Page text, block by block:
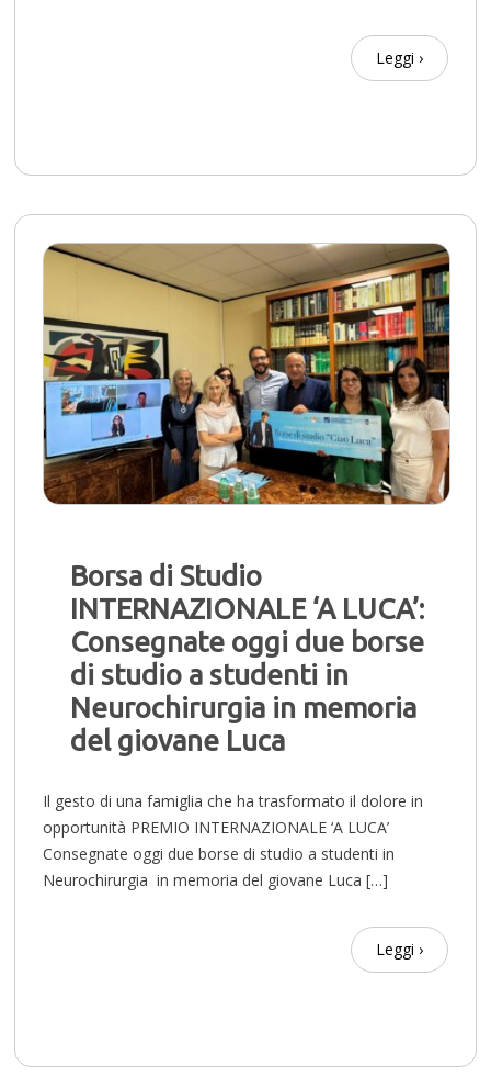
Leggi ›
Borsa di Studio
INTERNAZIONALE ‘A LUCA’:
Consegnate oggi due borse
di studio a studenti in
Neurochirurgia in memoria
del giovane Luca
Il gesto di una famiglia che ha trasformato il dolore in
opportunità PREMIO INTERNAZIONALE ‘A LUCA’
Consegnate oggi due borse di studio a studenti in
Neurochirurgia in memoria del giovane Luca […]
Leggi ›